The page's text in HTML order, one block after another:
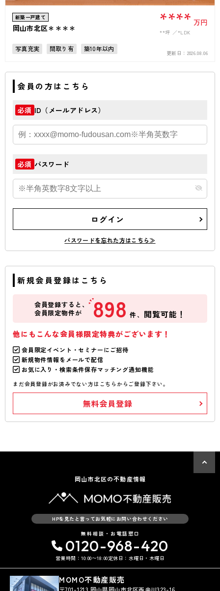
新築一戸建て
岡山市北区＊＊＊＊ **** 万円
**坪 *LDK
写真充実 間取り有
築10年以内
接道6ｍ以上
上下水道完備
更新日： 2026.08.06
会員の方はこちら
必須 ID（メールアドレス）
必須 パスワード
ログイン
パスワードを忘れた方はこちら≫
新規会員登録はこちら
会員登録すると、
会員限定物件が
898 件、 閲覧可能！
他にもこんな会員様限定特典がございます！
会員限定イベント・セミナーにご招待
新規物件情報をメールで配信
お気に入り・検索条件保存マッチング通知機能
まだ会員登録がお済みでない方はこちらからご登録下さい。
無料会員登録
岡山市北区の不動産情報
HPを見たと言ってお気軽にお問い合わせください
無料相談・お電話窓口
0120-968-420
営業時間：10:00〜18:00定休日：水曜日・木曜日
MOMO不動産販売
〒701-1213 岡山県岡山市北区西辛川323-16